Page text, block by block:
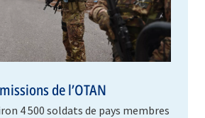
de l’OTAN
4 500 soldats de pays membres